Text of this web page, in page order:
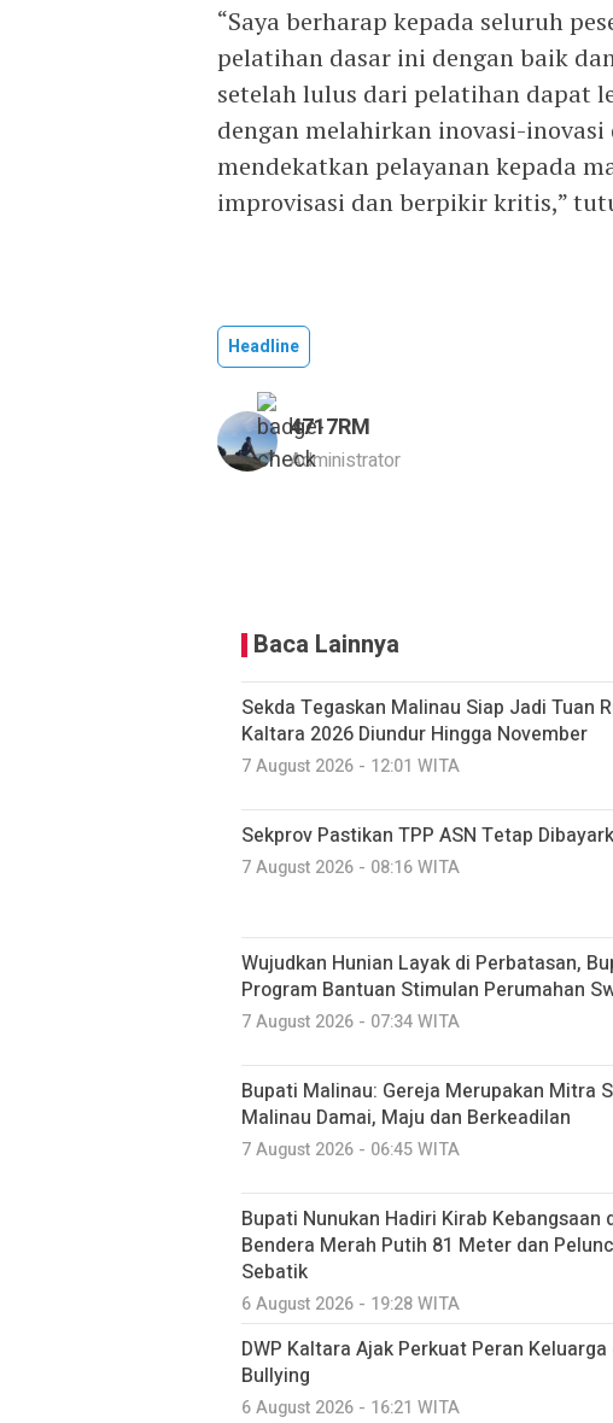
“Saya berharap kepada seluruh
pelatihan dasar ini dengan baik
setelah lulus dari pelatihan dapat
dengan melahirkan inovasi-
mendekatkan pelayanan kepada
improvisasi dan berpikir kritis,”
Headline
4717RM
Administrator
Baca Lainnya
Sekda Tegaskan Malinau Siap Jadi Tuan
Kaltara 2026 Diundur Hingga November
7 August 2026 - 12:01 WITA
Sekprov Pastikan TPP ASN Tetap
7 August 2026 - 08:16 WITA
Wujudkan Hunian Layak di Perbatasan,
Program Bantuan Stimulan Perumahan
7 August 2026 - 07:34 WITA
Bupati Malinau: Gereja Merupakan Mitra
Malinau Damai, Maju dan Berkeadilan
7 August 2026 - 06:45 WITA
Bupati Nunukan Hadiri Kirab Kebangsaan
Bendera Merah Putih 81 Meter dan
Sebatik
6 August 2026 - 19:28 WITA
DWP Kaltara Ajak Perkuat Peran
Bullying
6 August 2026 - 16:21 WITA